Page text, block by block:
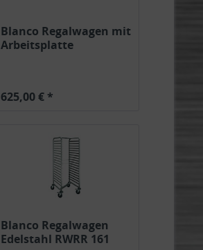
Blanco Regalwagen mit
Arbeitsplatte
625,00 € *
Blanco Regalwagen
Edelstahl RWRR 161